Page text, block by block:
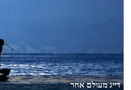
דייג מעולם אחר